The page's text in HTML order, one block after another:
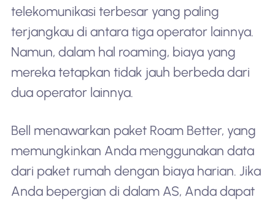
telekomunikasi terbesar yang paling
terjangkau di antara tiga operator lainnya.
Namun, dalam hal roaming, biaya yang
mereka tetapkan tidak jauh berbeda dari
dua operator lainnya.
Bell menawarkan paket Roam Better, yang
memungkinkan Anda menggunakan data
dari paket rumah dengan biaya harian. Jika
Anda bepergian di dalam AS, Anda dapat